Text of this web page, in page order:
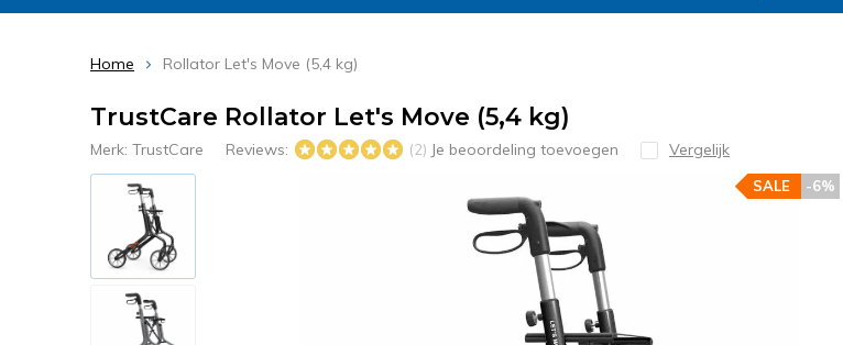
Home Rollator Let's Move (5,4 kg)
TrustCare Rollator Let's Move (5,4 kg)
Merk: TrustCare Reviews: (2) Je beoordeling toevoegen Vergelijk
-6%
SALE